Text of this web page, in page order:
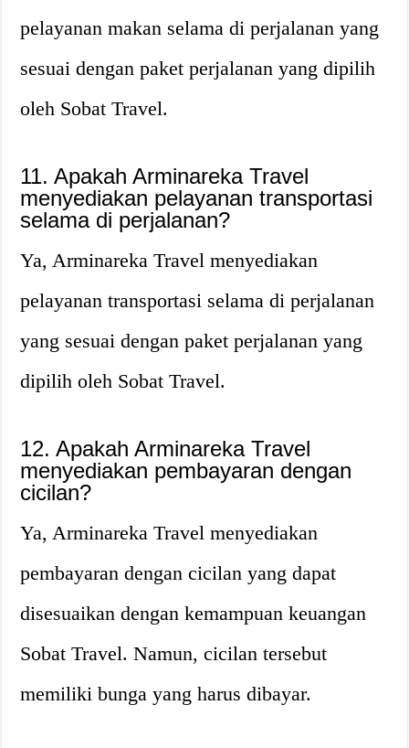
pelayanan makan selama di perjalanan yang
sesuai dengan paket perjalanan yang dipilih
oleh Sobat Travel.
11. Apakah Arminareka Travel
menyediakan pelayanan transportasi
selama di perjalanan?
Ya, Arminareka Travel menyediakan
pelayanan transportasi selama di perjalanan
yang sesuai dengan paket perjalanan yang
dipilih oleh Sobat Travel.
12. Apakah Arminareka Travel
menyediakan pembayaran dengan
cicilan?
Ya, Arminareka Travel menyediakan
pembayaran dengan cicilan yang dapat
disesuaikan dengan kemampuan keuangan
Sobat Travel. Namun, cicilan tersebut
memiliki bunga yang harus dibayar.